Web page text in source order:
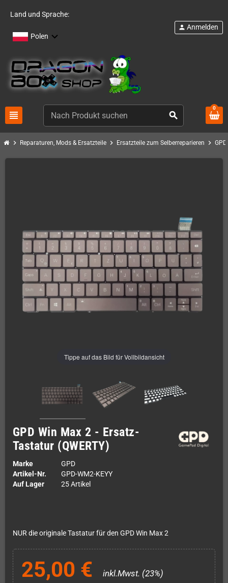
Land und Sprache:
Polen
view_headline search
person Anmelden
0
chevron_right Reparaturen, Mods & Ersatzteile chevron_right Ersatzteile zum Selberreparieren chevron_right GPD
Tippe auf das Bild für Vollbildansicht
GPD Win Max 2 - Ersatz-
Tastatur (QWERTY)
Marke
GPD
Artikel-Nr.
GPD-WM2-KEYY
Auf Lager
25 Artikel
NUR die originale Tastatur für den GPD Win Max 2
25,00 € inkl.Mwst. (23%)